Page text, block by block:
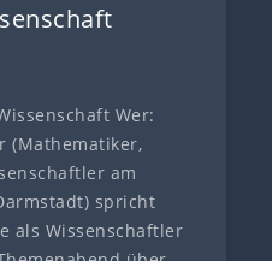
Wer:
(Mathematiker,
am
spricht
als Wissenschaftler